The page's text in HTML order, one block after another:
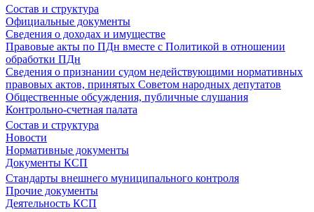
Состав и структура
Официальные документы
Сведения о доходах и имуществе
Правовые акты по ПДн вместе с Политикой в отношении
обработки ПДн
Сведения о признании судом недействующими нормативных
правовых актов, принятых Советом народных депутатов
Общественные обсуждения, публичные слушания
Контрольно-счетная палата
Состав и структура
Новости
Нормативные документы
Документы КСП
Стандарты внешнего муниципального контроля
Прочие документы
Деятельность КСП